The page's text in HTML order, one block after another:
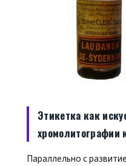
Этикетка как
хромолитографии
Параллельно с